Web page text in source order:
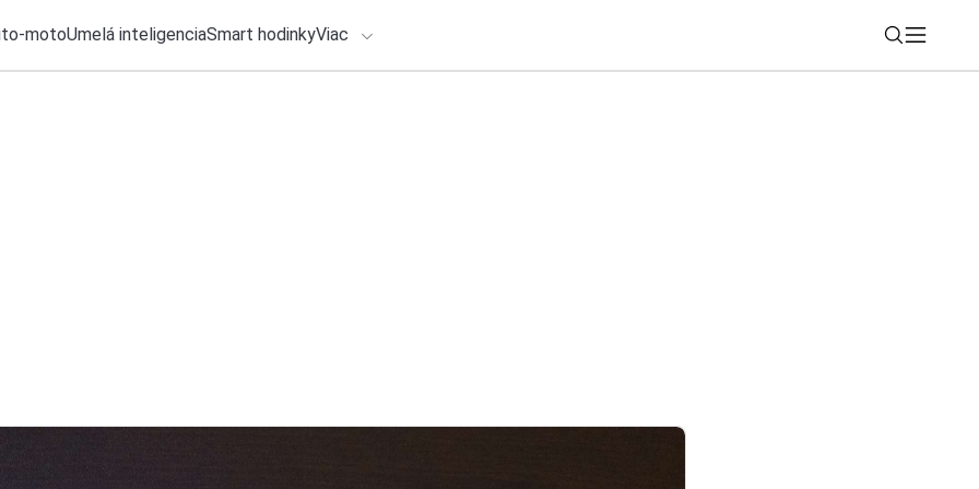
motoUmelá inteligenciaSmart hodinkyViac